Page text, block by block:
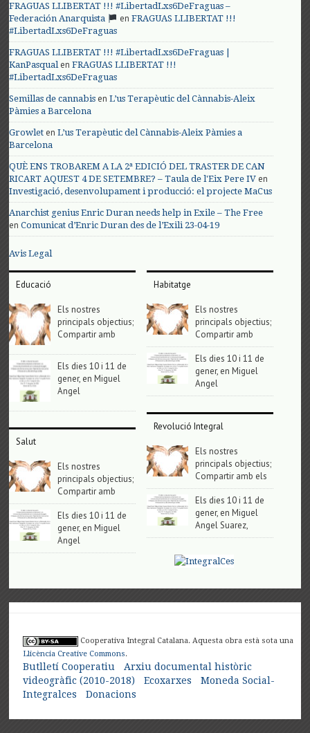
FRAGUAS LLIBERTAT !!! #LibertadLxs6DeFraguas –
Federación Anarquista
enFRAGUAS LLIBERTAT !!!
#LibertadLxs6DeFraguas
FRAGUAS LLIBERTAT !!! #LibertadLxs6DeFraguas |
KanPasqualenFRAGUAS LLIBERTAT !!!
#LibertadLxs6DeFraguas
Semillas de cannabis enL’us Terapèutic del Cànnabis-Aleix
Pàmies a Barcelona
Growlet enL’us Terapèutic del Cànnabis-Aleix Pàmies a
Barcelona
QUÈ ENS TROBAREM A LA 2ª EDICIÓ DEL TRASTER DE CAN
RICART AQUEST 4 DE SETEMBRE? – Taula de l'Eix Pere IV en
Investigació, desenvolupament i producció: el projecte MaCus
Anarchist genius Enric Duran needs help in Exile – The Free
enComunicat d’Enric Duran des de l’Exili 23-04-19
Avis Legal
Educació
Els nostres
principals objectius;
Compartir amb
Els dies 10 i 11 de
gener, en Miguel
Angel
Salut
Els nostres
principals objectius;
Compartir amb
Els dies 10 i 11 de
gener, en Miguel
Angel
Habitatge
Els nostres
principals objectius;
Compartir amb
Els dies 10 i 11 de
gener, en Miguel
Angel
Revolució Integral
Els nostres
principals objectius;
Compartir amb els
Els dies 10 i 11 de
gener, en Miguel
Angel Suarez,
Cooperativa Integral Catalana. Aquesta obra està sota una
Llicència Creative Commons.
Butlletí Cooperatiu
Arxiu documental històric
videogràfic (2010-2018)
Ecoxarxes
Moneda Social-
Integralces
Donacions